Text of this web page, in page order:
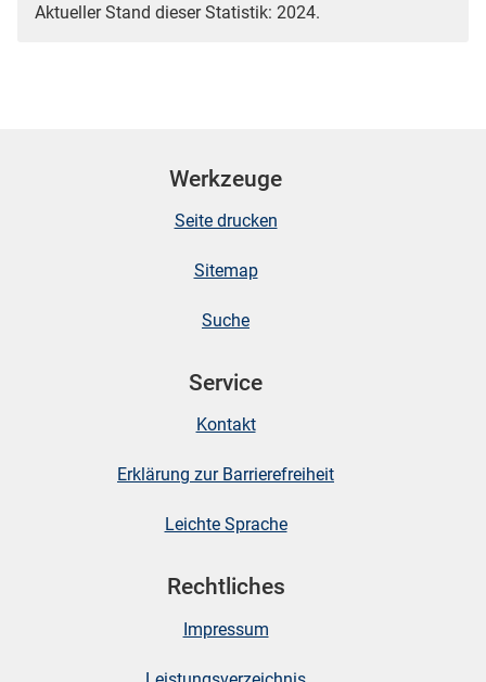
Aktueller Stand dieser Statistik: 2024.
Werkzeuge
Seite drucken
Sitemap
Suche
Service
Kontakt
Erklärung zur Barrierefreiheit
Leichte Sprache
Rechtliches
Impressum